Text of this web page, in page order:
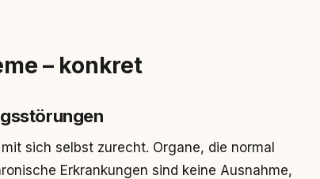
– konkret
sich selbst zurecht. Organe, die normal
Erkrankungen sind keine Ausnahme,